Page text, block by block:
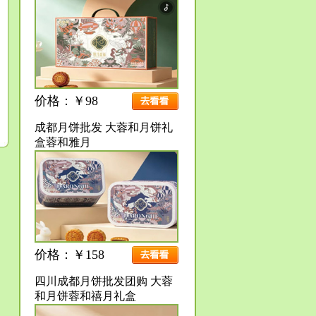
价格：￥98
成都月饼批发 大蓉和月饼礼
盒蓉和雅月
价格：￥158
四川成都月饼批发团购 大蓉
和月饼蓉和禧月礼盒